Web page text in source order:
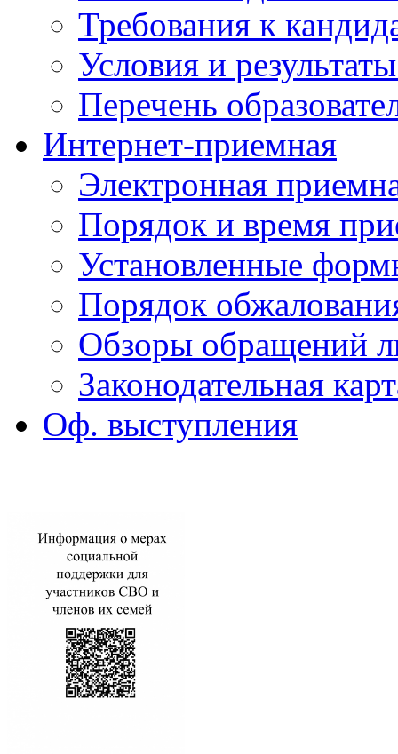
Требования к
Условия и
Перечень
Интернет-приемная
Электронная
Порядок и время
Установленные
Порядок
Обзоры обращений
Законодательная
Оф. выступления